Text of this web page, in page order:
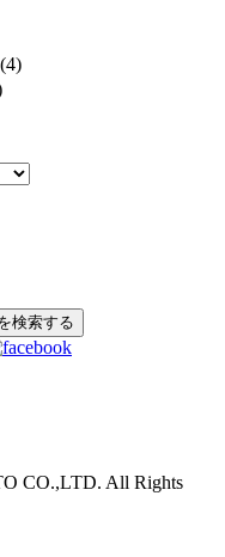
(4)
CO.,LTD. All Rights